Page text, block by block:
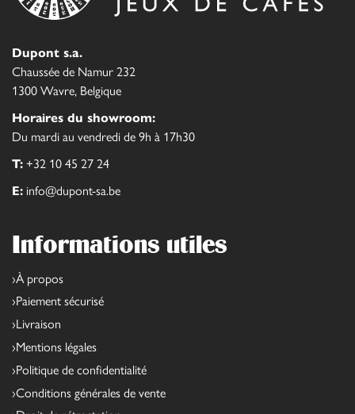
Dupont s.a.
Chaussée de Namur 232
1300 Wavre, Belgique
Horaires du showroom:
Du mardi au vendredi de 9h à 17h30
T: +32 10 45 27 24
E: info@dupont-sa.be
Informations utiles
À propos
Paiement sécurisé
Livraison
Mentions légales
Politique de confidentialité
Conditions générales de vente